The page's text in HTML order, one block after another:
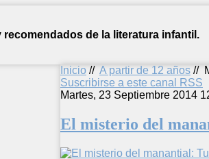
de la literatura infantil.
Inicio // A partir de 12 años //
Suscribirse a este canal RSS
Martes, 23 Septiembre 2014
El misterio del